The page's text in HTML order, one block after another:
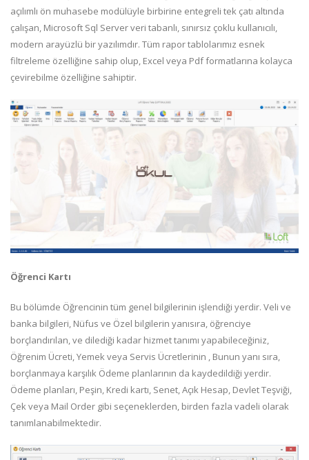
açılımlı ön muhasebe modülüyle birbirine entegreli tek çatı altında
çalışan, Microsoft Sql Server veri tabanlı, sınırsız çoklu kullanıcılı,
modern arayüzlü bir yazılımdır. Tüm rapor tablolarımız esnek
filtreleme özelliğine sahip olup, Excel veya Pdf formatlarına kolayca
çevirebilme özelliğine sahiptir.
Öğrenci Kartı
Bu bölümde Öğrencinin tüm genel bilgilerinin işlendiği yerdir. Veli ve
banka bilgileri, Nüfus ve Özel bilgilerin yanısıra, öğrenciye
borçlandırılan, ve dilediği kadar hizmet tanımı yapabileceğiniz,
Öğrenim Ücreti, Yemek veya Servis Ücretlerinin , Bunun yanı sıra,
borçlanmaya karşılık Ödeme planlarının da kaydedildiği yerdir.
Ödeme planları, Peşin, Kredi kartı, Senet, Açık Hesap, Devlet Teşviği,
Çek veya Mail Order gibi seçeneklerden, birden fazla vadeli olarak
tanımlanabilmektedir.